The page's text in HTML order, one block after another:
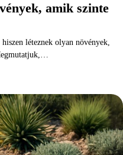
amik szinte
léteznek olyan növények,